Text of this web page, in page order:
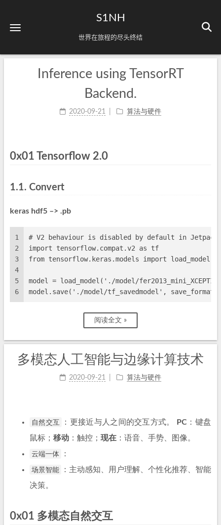
S1NH
世界在旅程的尽头终结
Inference using TensorRT
Backend.
2020-09-21 算法与硬件
0x01 Tensorflow 2.0
1.1. Convert
keras hdf5 –> .pb
1
2
3
4
5
6
# V2 behaviour is disabled by default in Jetpack
import tensorflow.compat.v2 as tf
from tensorflow.keras.models import load_model
model = load_model('./model/
model.save('./model/tf_savedmodel',
阅读全文 »
多模态人工智能与边缘计算技术
2020-09-21 算法与硬件
自然交互 ：更接近与人之间的交互方式。 PC ：键盘
鼠标； 移动 ：触控； 现在 ：语音、手势、图像。
云端一体
：
场景智能
：主动感知、用户理解、个性化推荐、智能
决策。
0x01 多模态自然交互